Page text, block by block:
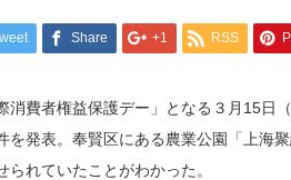
Share +1 RSS
消費者権益保護デー」となる３月15
を発表。奉賢区にある農業公園「上海
られていたことがわかった。